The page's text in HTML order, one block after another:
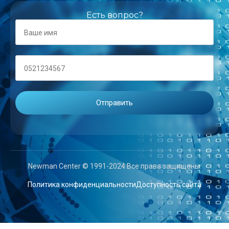
Есть вопрос?
Newman Center © 1991-2024 Все права защищены.
Политика конфиденциальностиДоступность сайта